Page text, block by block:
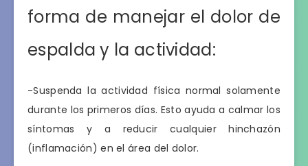
forma de manejar el dolor de
espalda y la actividad:
-Suspenda la actividad física normal solamente
durante los primeros días. Esto ayuda a calmar los
síntomas y a reducir cualquier hinchazón
(inflamación) en el área del dolor.